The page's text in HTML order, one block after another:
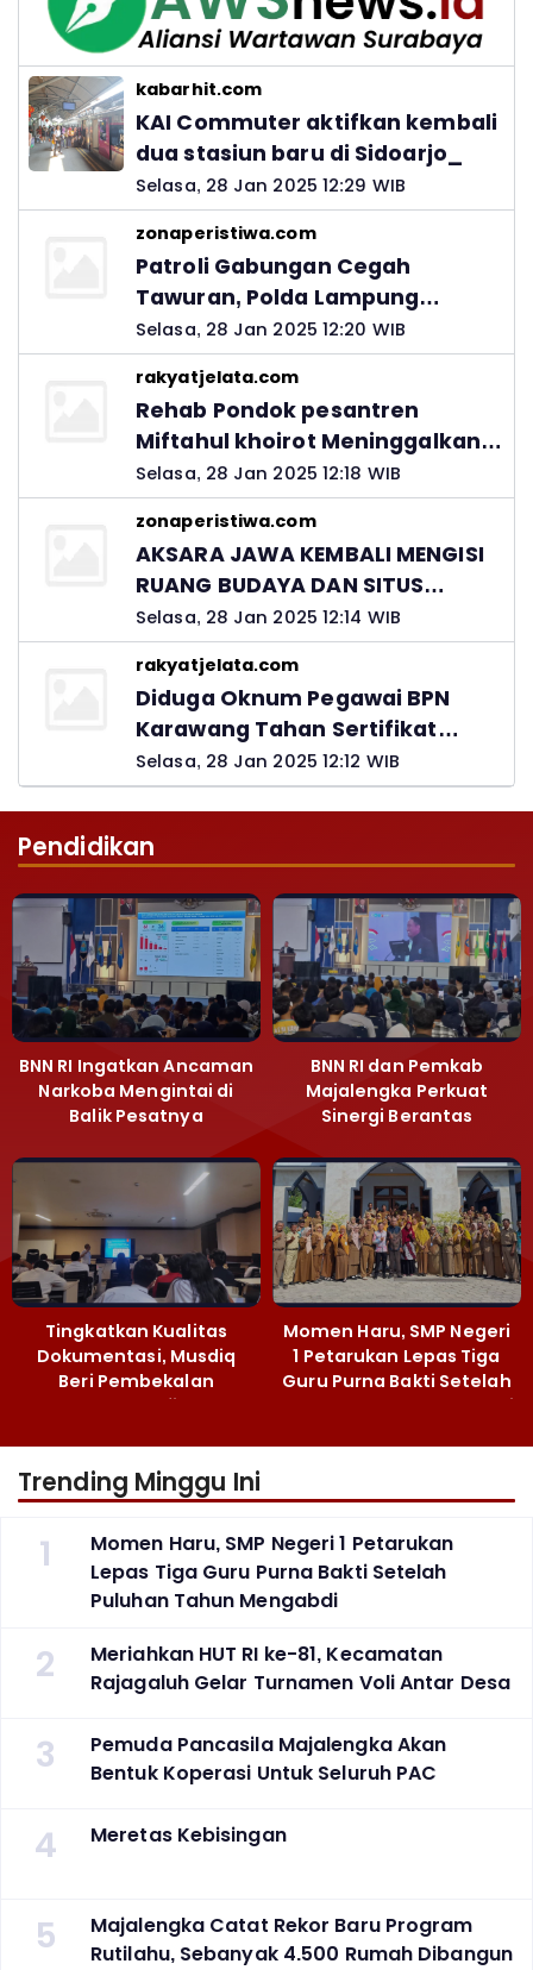
kabarhit.com
KAI Commuter aktifkan kembali
dua stasiun baru di Sidoarjo_
Selasa, 28 Jan 2025 12:29 WIB
zonaperistiwa.com
Patroli Gabungan Cegah
Tawuran, Polda Lampung
Ingatkan Peran Orang Tua
Selasa, 28 Jan 2025 12:20 WIB
rakyatjelata.com
Rehab Pondok pesantren
Miftahul khoirot Meninggalkan
Hutang Ke Material, Mantan
Kadis PUPR Harus Bertanggung
Jawab
Selasa, 28 Jan 2025 12:18 WIB
zonaperistiwa.com
AKSARA JAWA KEMBALI MENGISI
RUANG BUDAYA DAN SITUS
LELUHUR NUSANTARA
Selasa, 28 Jan 2025 12:14 WIB
rakyatjelata.com
Diduga Oknum Pegawai BPN
Karawang Tahan Sertifikat
Pemohon PTSL
Selasa, 28 Jan 2025 12:12 WIB
Pendidikan
BNN RI Ingatkan Ancaman
Narkoba Mengintai di
Balik Pesatnya
Majalengka
BNN RI dan Pemkab
Majalengka Perkuat
Sinergi Berantas
Narkoba
Tingkatkan Kualitas
Dokumentasi, Musdiq
Beri Pembekalan
Fotografi ‎
Momen Haru, SMP Negeri
1 Petarukan Lepas Tiga
Guru Purna Bakti Setelah
Puluhan Tahun Mengabdi
Trending Minggu Ini
1
Momen Haru, SMP Negeri 1 Petarukan
Lepas Tiga Guru Purna Bakti Setelah
Puluhan Tahun Mengabdi
2
Meriahkan HUT RI ke-81, Kecamatan
Rajagaluh Gelar Turnamen Voli Antar Desa
3
Pemuda Pancasila Majalengka Akan
Bentuk Koperasi Untuk Seluruh PAC
4 Meretas Kebisingan
5
Majalengka Catat Rekor Baru Program
Rutilahu, Sebanyak 4.500 Rumah Dibangun